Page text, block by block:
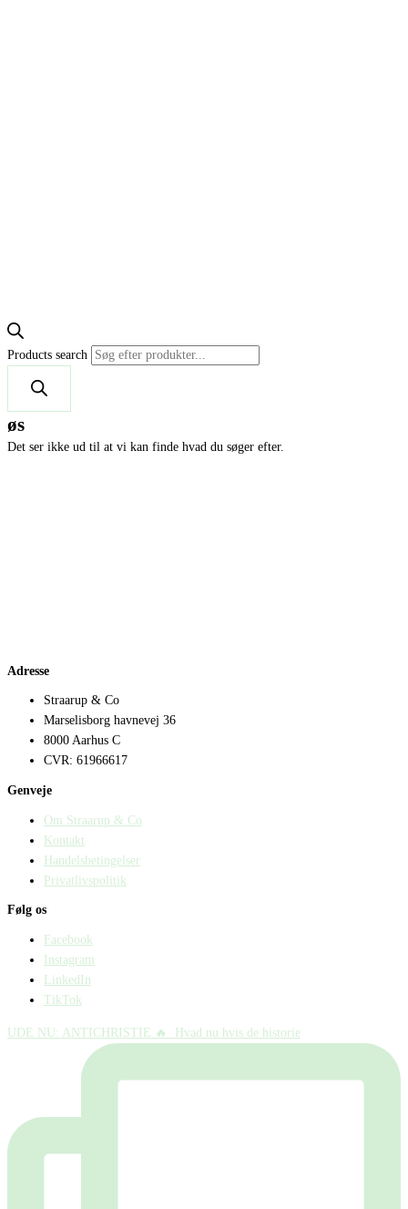
Products search
øs
Det ser ikke ud til at vi kan finde hvad du søger efter.
Adresse
Straarup & Co
Marselisborg havnevej 36
8000 Aarhus C
CVR: 61966617
Genveje
Om Straarup & Co
Kontakt
Handelsbetingelser
Privatlivspolitik
Følg os
Facebook
Instagram
LinkedIn
TikTok
UDE NU: ANTICHRISTIE 🔥⁠ ⁠ Hvad nu hvis de historie